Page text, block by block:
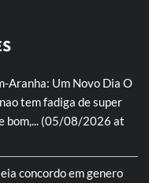
Aranha: Um Novo Dia O
tem fadiga de super
bom,... (05/08/2026 at
concordo em genero